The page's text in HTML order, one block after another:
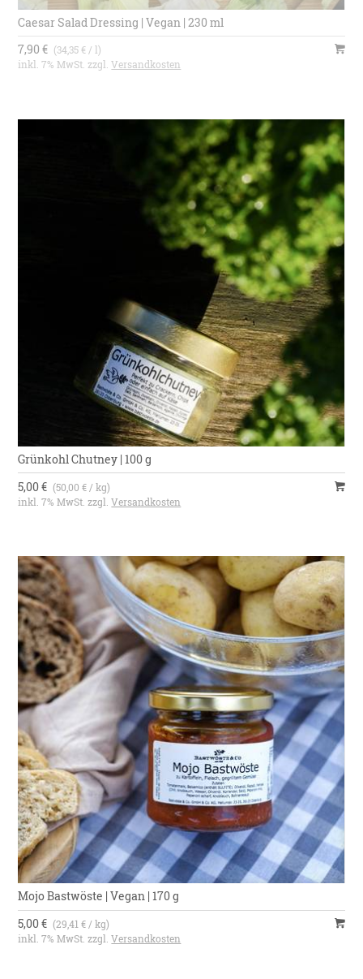
Caesar Salad Dressing | Vegan | 230 ml
7,90 € (34,35 € / l)
inkl. 7% MwSt. zzgl.Versandkosten
Grünkohl Chutney | 100 g
5,00 € (50,00 € / kg)
inkl. 7% MwSt. zzgl.Versandkosten
Mojo Bastwöste | Vegan | 170 g
5,00 € (29,41 € / kg)
inkl. 7% MwSt. zzgl.Versandkosten